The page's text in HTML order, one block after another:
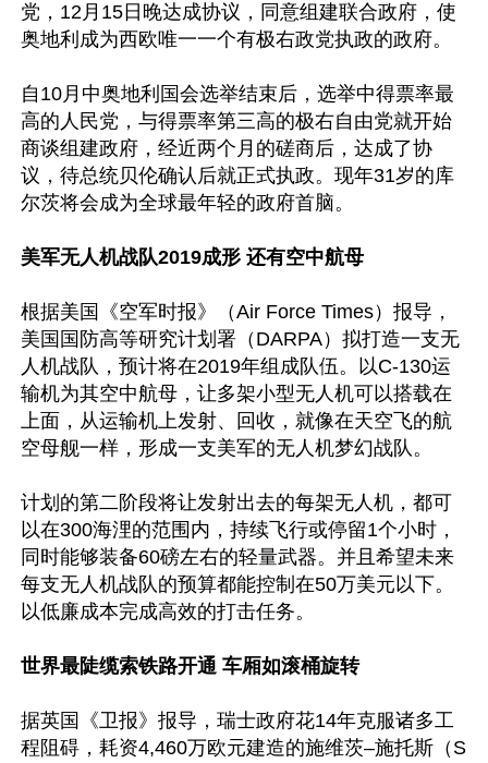
党，12月15日晚达成协议，同意组建联合政府，使
奥地利成为西欧唯一一个有极右政党执政的政府。
自10月中奥地利国会选举结束后，选举中得票率最
高的人民党，与得票率第三高的极右自由党就开始
商谈组建政府，经近两个月的磋商后，达成了协
议，待总统贝伦确认后就正式执政。现年31岁的库
尔茨将会成为全球最年轻的政府首脑。
美军无人机战队2019成形 还有空中航母
根据美国《空军时报》（Air Force Times）报导，
美国国防高等研究计划署（DARPA）拟打造一支无
人机战队，预计将在2019年组成队伍。以C-130运
输机为其空中航母，让多架小型无人机可以搭载在
上面，从运输机上发射、回收，就像在天空飞的航
空母舰一样，形成一支美军的无人机梦幻战队。
计划的第二阶段将让发射出去的每架无人机，都可
以在300海浬的范围内，持续飞行或停留1个小时，
同时能够装备60磅左右的轻量武器。并且希望未来
每支无人机战队的预算都能控制在50万美元以下。
以低廉成本完成高效的打击任务。
世界最陡缆索铁路开通 车厢如滚桶旋转
据英国《卫报》报导，瑞士政府花14年克服诸多工
程阻碍，耗资4,460万欧元建造的施维茨–施托斯（S